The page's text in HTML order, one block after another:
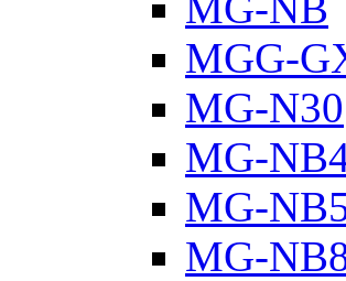
MGG-
MG-N30
MG-
MG-
MG-